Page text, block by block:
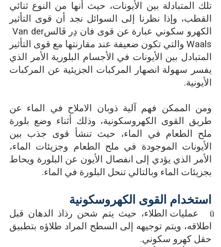
تلك المتبادلة بين الأيونات، حيث أنها من النوع ثنائي
القطب، وإذا نظرنا إلى السوائل نجد أن قوى التأثير
الكهرو سكوني عبارة عن قوى فان دِر ڤالسVan der
Waals والتي تكون ضعيفة عند مقارنتها مع قوى التأثير
المتبادل بين الأيونات في الأجسام البلورية الأمر الذي
يفسر سهولة انصهار المركبات الجزيئية عن المركبات
الأيونية.
ومن الممكن فهم آلية ذوبان الاملاح في الماء عن
طريق القوى الكهروسكونية، وذلك أثناء وضع بلورة
ملح الطعام في الماء، حيث تنشأ قوى جذب بين
الأيونات الموجودة في ملح الطعام وجزيئات الماء،
الأمر الذي يؤدي إلى انفصال الأيون عن البلورة ويحاط
بجزيئات الماء وبالتالي تنحل البلورة في الماء.
استخدام القوى الكهروسكونية
عمليات الطلاء، حيث يتم شحن رذاذ الدهان قبل
اطلاقه، ويتم توجيهه إلى السطح المراد طلاؤه بتطبيق
حقل كهرو سكوني.